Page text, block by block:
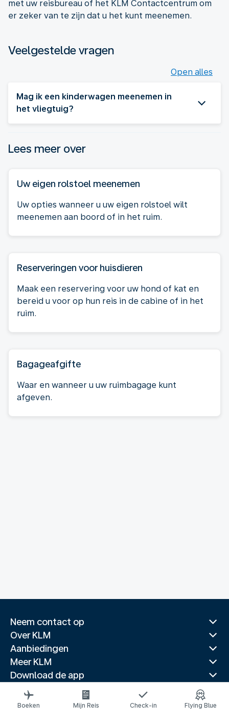
met uw reisbureau of het KLM Contactcentrum om
er zeker van te zijn dat u het kunt meenemen.
Veelgestelde vragen
Open alles
Mag ik een kinderwagen meenemen in
het vliegtuig?
Lees meer over
Uw eigen rolstoel meenemen
Uw opties wanneer u uw eigen rolstoel wilt
meenemen aan boord of in het ruim.
Reserveringen voor huisdieren
Maak een reservering voor uw hond of kat en
bereid u voor op hun reis in de cabine of in het
ruim.
Bagageafgifte
Waar en wanneer u uw ruimbagage kunt
afgeven.
Neem contact op
Over KLM
Aanbiedingen
Meer KLM
Download de app
Gerelateerde websites
Reisgidsen
Boeken Mijn Reis Check-in Flying Blue